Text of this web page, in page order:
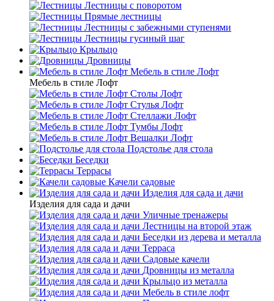
Лестницы с поворотом
Прямые лестницы
Лестницы с забежными ступенями
Лестницы гусиный шаг
Крыльцо
Дровницы
Мебель в стиле Лофт
Мебель в стиле Лофт
Столы Лофт
Стулья Лофт
Стеллажи Лофт
Тумбы Лофт
Вешалки Лофт
Подстолье для стола
Беседки
Террасы
Качели садовые
Изделия для сада и дачи
Изделия для сада и дачи
Уличные тренажеры
Лестницы на второй этаж
Беседки из дерева и металла
Терраса
Садовые качели
Дровницы из металла
Крыльцо из металла
Мебель в стиле лофт